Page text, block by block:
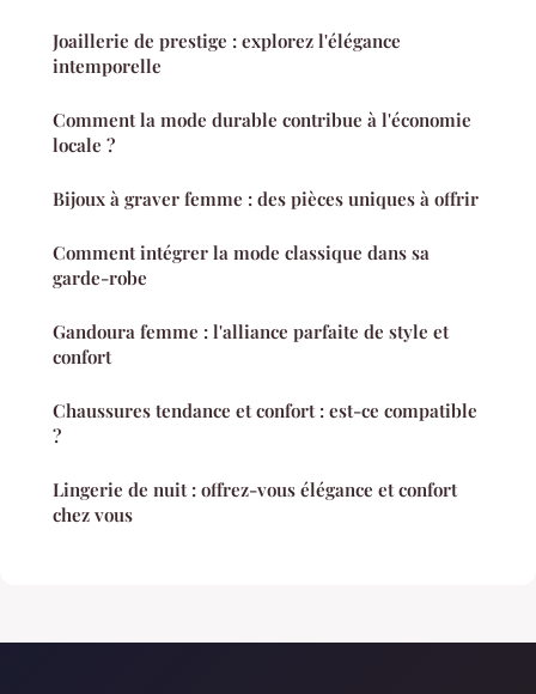
Joaillerie de prestige : explorez l'élégance
intemporelle
Comment la mode durable contribue à l'économie
locale ?
Bijoux à graver femme : des pièces uniques à offrir
Comment intégrer la mode classique dans sa
garde-robe
Gandoura femme : l'alliance parfaite de style et
confort
Chaussures tendance et confort : est-ce compatible
?
Lingerie de nuit : offrez-vous élégance et confort
chez vous